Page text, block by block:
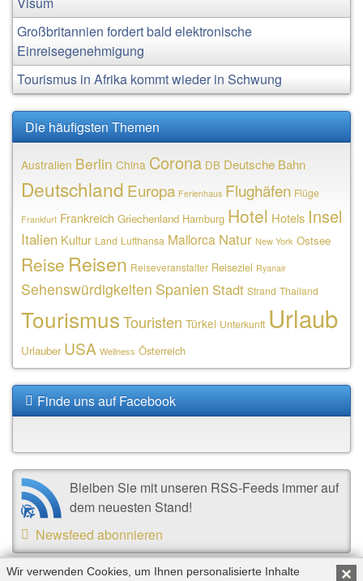
Großbritannien fordert bald elektronische
Einreisegenehmigung
Tourismus in Afrika kommt wieder in Schwung
Die häufigsten Themen
Australien Berlin China Corona DB Deutsche Bahn
Deutschland Europa Ferienhaus Flughäfen Flüge
Frankfurt Frankreich Griechenland Hamburg Hotel Hotels Insel
Italien Kultur Land Lufthansa Mallorca Natur New York Ostsee
Reise Reisen Reiseveranstalter Reiseziel Ryanair
Sehenswürdigkeiten Spanien Stadt Strand Thailand
TourismusTouristen Türkei Unterkunft Urlaub
Urlauber USA Wellness Österreich
Finde uns auf Facebook
Bleiben Sie mit unseren RSS-Feeds immer auf
dem neuesten Stand!
Newsfeed abonnieren
×
Wir verwenden Cookies, um Ihnen personalisierte Inhalte